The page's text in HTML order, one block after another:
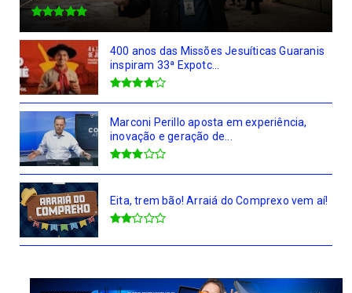
400 anos das Missões Jesuíticas Guaranis
inspiram 33ª Expotc...
Marconi Perillo aposta em experiência,
inovação e geração de...
Eita, trem bão! Arraiá do Comprexo vem aí!